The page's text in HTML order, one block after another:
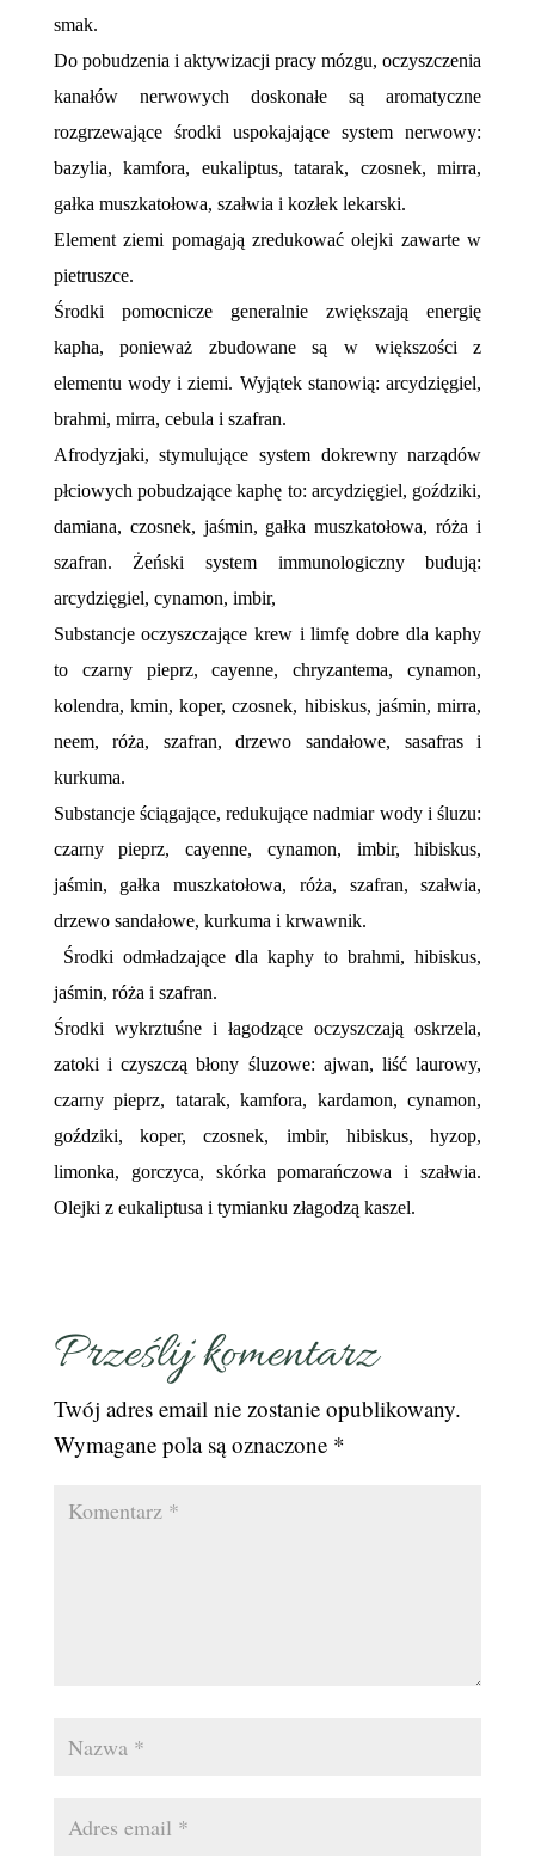
smak.
Do pobudzenia i aktywizacji pracy mózgu, oczyszczenia
kanałów nerwowych doskonałe są aromatyczne
rozgrzewające środki uspokajające system nerwowy:
bazylia, kamfora, eukaliptus, tatarak, czosnek, mirra,
gałka muszkatołowa, szałwia i kozłek lekarski.
Element ziemi pomagają zredukować olejki zawarte w
pietruszce.
Środki pomocnicze generalnie zwiększają energię
kapha, ponieważ zbudowane są w większości z
elementu wody i ziemi. Wyjątek stanowią: arcydzięgiel,
brahmi, mirra, cebula i szafran.
Afrodyzjaki, stymulujące system dokrewny narządów
płciowych pobudzające kaphę to: arcydzięgiel, goździki,
damiana, czosnek, jaśmin, gałka muszkatołowa, róża i
szafran. Żeński system immunologiczny budują:
arcydzięgiel, cynamon, imbir,
Substancje oczyszczające krew i limfę dobre dla kaphy
to czarny pieprz, cayenne, chryzantema, cynamon,
kolendra, kmin, koper, czosnek, hibiskus, jaśmin, mirra,
neem, róża, szafran, drzewo sandałowe, sasafras i
kurkuma.
Substancje ściągające, redukujące nadmiar wody i śluzu:
czarny pieprz, cayenne, cynamon, imbir, hibiskus,
jaśmin, gałka muszkatołowa, róża, szafran, szałwia,
drzewo sandałowe, kurkuma i krwawnik.
Środki odmładzające dla kaphy to brahmi, hibiskus,
jaśmin, róża i szafran.
Środki wykrztuśne i łagodzące oczyszczają oskrzela,
zatoki i czyszczą błony śluzowe: ajwan, liść laurowy,
czarny pieprz, tatarak, kamfora, kardamon, cynamon,
goździki, koper, czosnek, imbir, hibiskus, hyzop,
limonka, gorczyca, skórka pomarańczowa i szałwia.
Olejki z eukaliptusa i tymianku złagodzą kaszel.
Prześlij komentarz
Twój adres email nie zostanie opublikowany.
Wymagane pola są oznaczone *